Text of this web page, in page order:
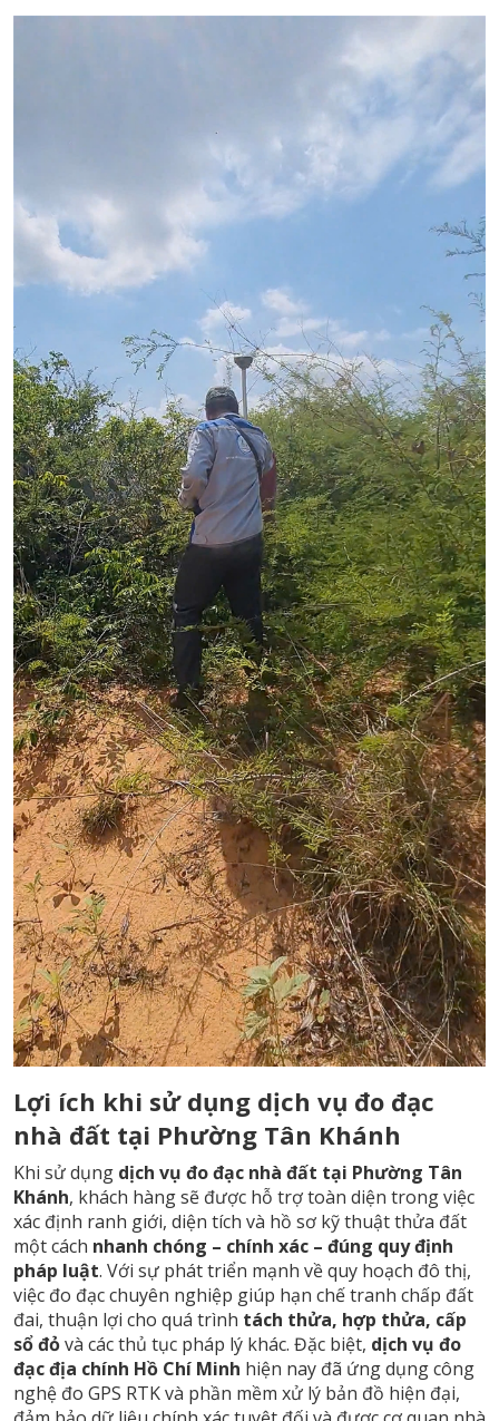
Lợi ích khi sử dụng dịch vụ đo đạc
nhà đất tại Phường Tân Khánh
Khi sử dụng dịch vụ đo đạc nhà đất tại Phường Tân
Khánh, khách hàng sẽ được hỗ trợ toàn diện trong việc
xác định ranh giới, diện tích và hồ sơ kỹ thuật thửa đất
một cách nhanh chóng – chính xác – đúng quy định
pháp luật. Với sự phát triển mạnh về quy hoạch đô thị,
việc đo đạc chuyên nghiệp giúp hạn chế tranh chấp đất
đai, thuận lợi cho quá trình tách thửa, hợp thửa, cấp
sổ đỏvà các thủ tục pháp lý khác. Đặc biệt, dịch vụ đo
đạc địa chính Hồ Chí Minh hiện nay đã ứng dụng công
nghệ đo GPS RTK và phần mềm xử lý bản đồ hiện đại,